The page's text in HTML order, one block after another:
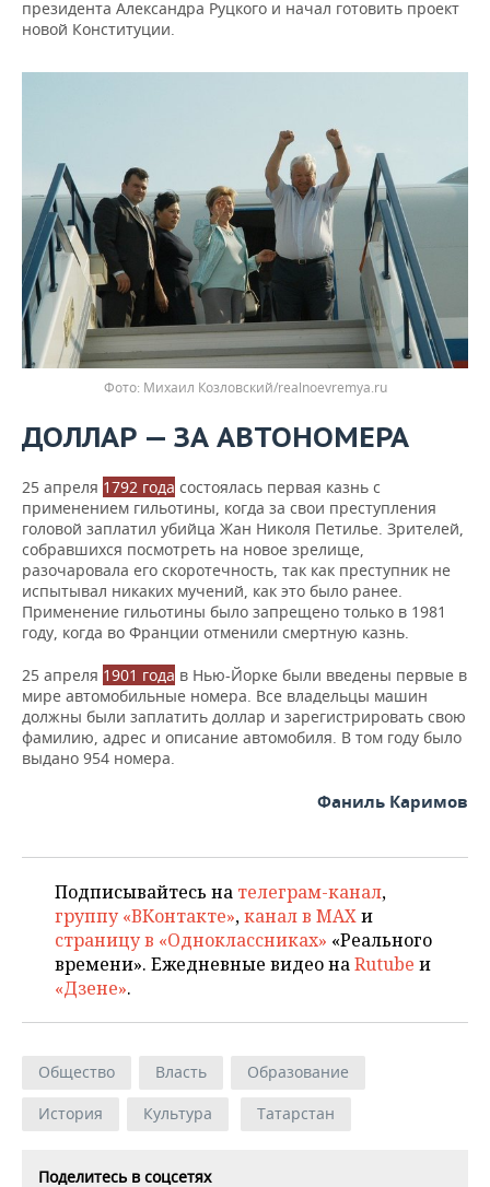
президента Александра Руцкого и начал готовить проект
новой Конституции.
Фото: Михаил Козловский/realnoevremya.ru
ДОЛЛАР — ЗА АВТОНОМЕРА
25 апреля 1792 года состоялась первая казнь с
применением гильотины, когда за свои преступления
головой заплатил убийца Жан Николя Петилье. Зрителей,
собравшихся посмотреть на новое зрелище,
разочаровала его скоротечность, так как преступник не
испытывал никаких мучений, как это было ранее.
Применение гильотины было запрещено только в 1981
году, когда во Франции отменили смертную казнь.
25 апреля 1901 года в Нью­-Йорке были введены первые в
мире автомобильные номера. Все владельцы машин
должны были заплатить доллар и зарегистрировать свою
фамилию, адрес и описание автомобиля. В том году было
выдано 954 номера.
Фаниль Каримов
Подписывайтесь на телеграм-канал,
группу «ВКонтакте»,канал в MAXи
страницу в «Одноклассниках» «Реального
времени». Ежедневные видео наRutube и
«Дзене».
Общество Власть
Образование
История
Культура Татарстан
Поделитесь в соцсетях